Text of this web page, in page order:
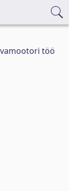
töö